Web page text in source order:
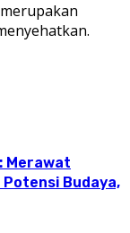
Merawat
Budaya,